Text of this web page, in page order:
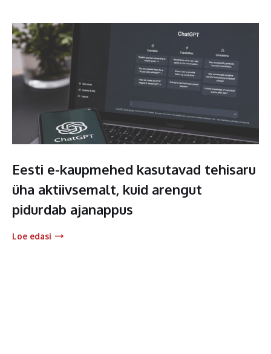
Eesti e-kaupmehed kasutavad tehisaru
üha aktiivsemalt, kuid arengut
pidurdab ajanappus
Loe edasi